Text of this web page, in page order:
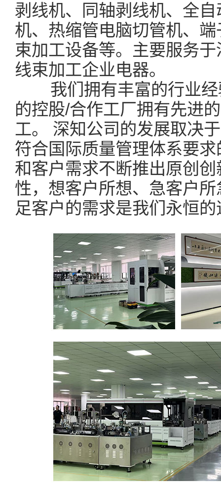
剥线机、同轴剥线机、全
机、热缩管电脑切管机、
束加工设备等。主要服务
线束加工企业电器。
我们拥有丰富的行业经
的控股/合作工厂拥有先进
工。 深知公司的发展取决
符合国际质量管理体系要
和客户需求不断推出原创
性，想客户所想、急客户
足客户的需求是我们永恒的